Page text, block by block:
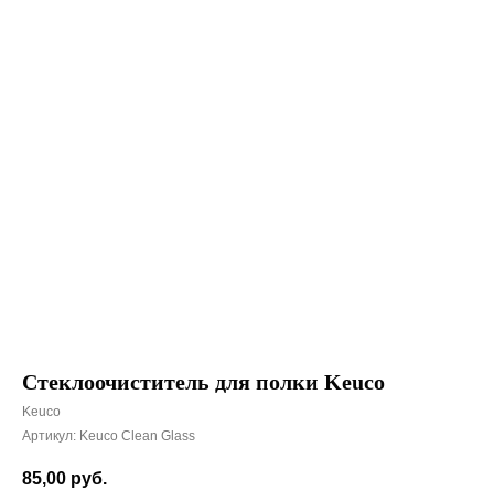
Стеклоочиститель для полки Keuco
Keuco
Артикул: Keuco Clean Glass
85,00 руб.